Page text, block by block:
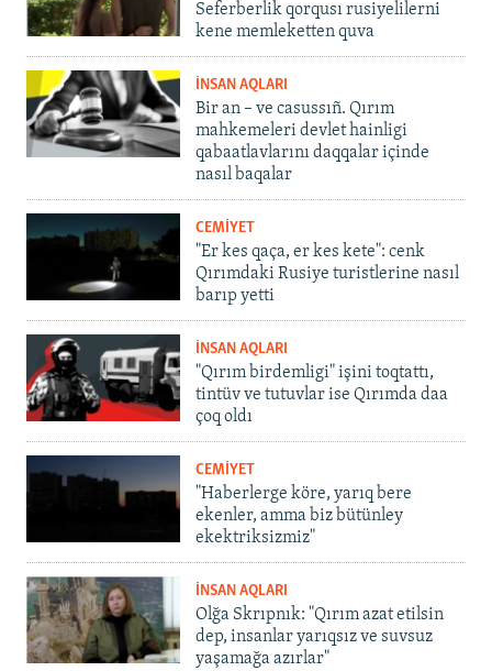
Seferberlik qorqusı rusiyelilerni
kene memleketten quva
İNSAN AQLARI
Bir an – ve casussıñ. Qırım
mahkemeleri devlet hainligi
qabaatlavlarını daqqalar içinde
nasıl baqalar
CEMİYET
"Er kes qaça, er kes kete": cenk
Qırımdaki Rusiye turistlerine nasıl
barıp yetti
İNSAN AQLARI
"Qırım birdemligi" işini toqtattı,
tintüv ve tutuvlar ise Qırımda daa
çoq oldı
CEMİYET
"Haberlerge köre, yarıq bere
ekenler, amma biz bütünley
ekektriksizmiz"
İNSAN AQLARI
Olğa Skrıpnık: "Qırım azat etilsin
dep, insanlar yarıqsız ve suvsuz
yaşamağa azırlar"